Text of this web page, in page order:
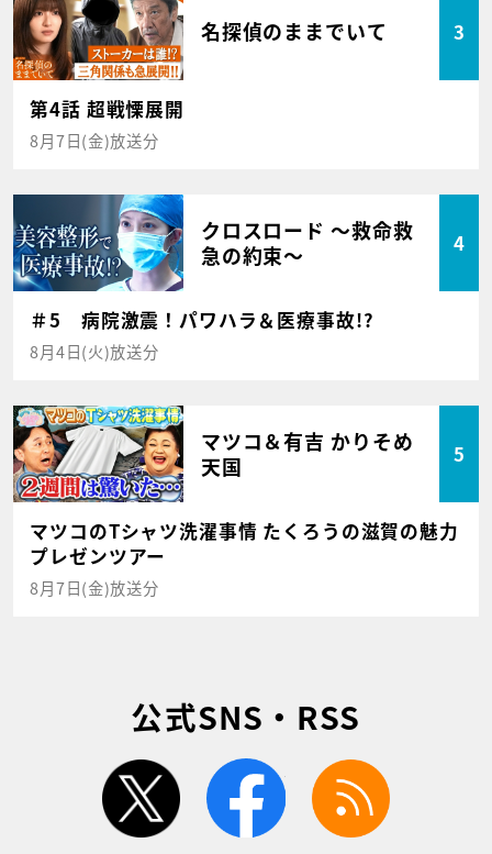
名探偵のままでいて 3
第4話 超戦慄展開
8月7日(金)放送分
クロスロード ～救命救
急の約束～
4
＃5 病院激震！パワハラ＆医療事故!?
8月4日(火)放送分
マツコ＆有吉 かりそめ
天国
5
マツコのTシャツ洗濯事情 たくろうの滋賀の魅力
プレゼンツアー
8月7日(金)放送分
公式SNS・RSS
twitter facebook